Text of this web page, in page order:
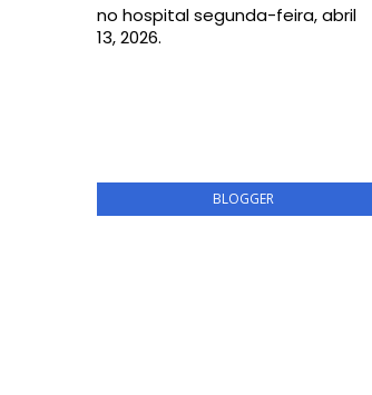
no hospital segunda-feira, abril
13, 2026.
BLOGGER